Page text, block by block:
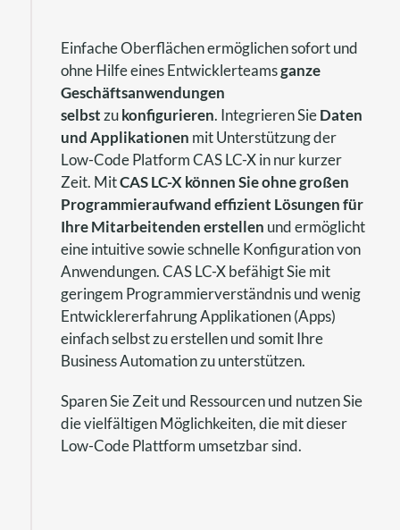
Einfache Oberflächen ermöglichen sofort und
ohne Hilfe eines Entwicklerteamsganze
Geschäftsanwendungen
selbstzukonfigurieren. Integrieren SieDaten
und Applikationen mit Unterstützung der
Low-Code Platform CAS LC-X in nur kurzer
Zeit. MitCAS LC-X können Sie ohne großen
Programmieraufwand effizient Lösungen für
Ihre Mitarbeitenden erstellen und ermöglicht
eine intuitive sowie schnelle Konfiguration von
Anwendungen. CAS LC-X befähigt Sie mit
geringem Programmierverständnis und wenig
Entwicklererfahrung Applikationen (Apps)
einfach selbst zu erstellen und somit Ihre
Business Automation zu unterstützen.
Sparen Sie Zeit und Ressourcen und nutzen Sie
die vielfältigen Möglichkeiten, die mit dieser
Low-Code Plattform umsetzbar sind.